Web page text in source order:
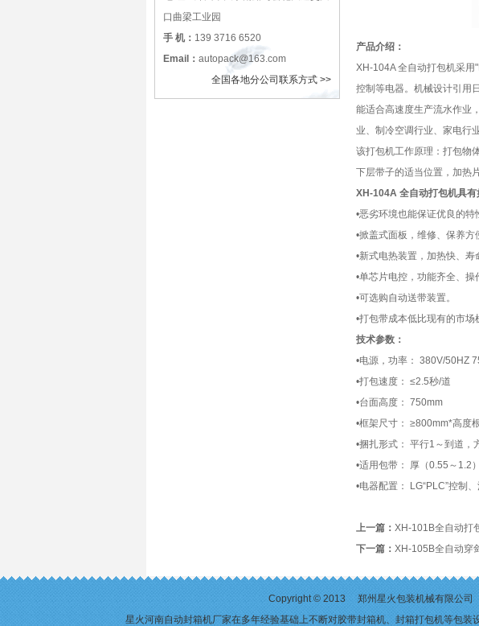
口曲梁工业园
手 机： 139 3716 6520
Email： autopack@163.com
全国各地分公司联系方式 >>
产品介绍：
XH-104A 全自动打包机采
控制等电器。机械设计引用
能适合高速度生产流水作业
业、制冷空调行业、家电行
该打包机工作原理：打包物
下层带子的适当位置，加热
XH-104A 全自动打包机具有
•恶劣环境也能保证优良的特
•掀盖式面板，维修、保养方
•新式电热装置，加热快、寿
•单芯片电控，功能齐全、操
•可选购自动送带装置。
•打包带成本低比现有的市场
技术参数：
•电源，功率： 380V/50HZ
•打包速度： ≤2.5秒/道
•台面高度： 750mm
•框架尺寸： ≥800mm*高度
•捆扎形式： 平行1～到道，
•适用包带： 厚（0.55～1.2
•电器配置： LG“PLC”控制
上一篇： XH-101B全自动打
下一篇： XH-105B全自动穿
Copyright © 2013 郑州星火包装机械有限公司
星火河南自动封箱机厂家在多年经验基础上不断对胶带封箱机、 封箱打包机等包装